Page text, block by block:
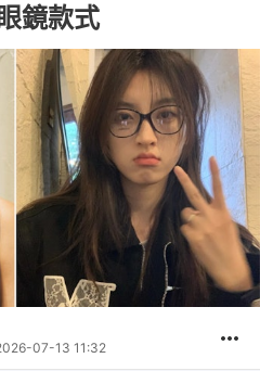
鏡款式
07-13 11:32